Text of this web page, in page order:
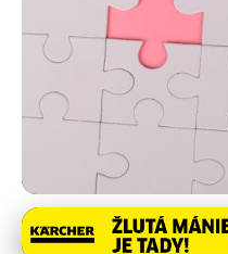
Nábytek a úložné řešení